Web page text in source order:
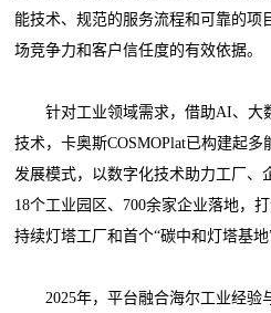
能技术、规范的服务流程和可靠的项
场竞争力和客户信任度的有效依据。
针对工业领域需求，借助AI、大
技术，卡奥斯COSMOPlat已构建起
发展模式，以数字化技术助力工厂、
18个工业园区、700余家企业落地，
持续灯塔工厂和首个“碳中和灯塔基地”
2025年，平台融合海尔工业经验